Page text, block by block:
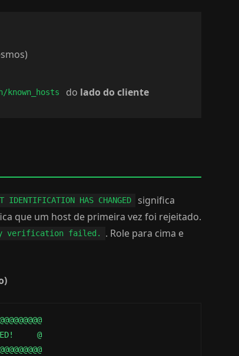
known_hosts do lado do cliente
IDENTIFICATION HAS CHANGED
significa
que um host de primeira vez foi rejeitado.
verification failed.
. Role para cima e
@